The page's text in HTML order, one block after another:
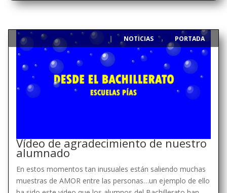
Vídeo de agradecimiento de nuestro
alumnado
NOTICIAS , PORTADA
En estos momentos tan inusuales están saliendo muchas
muestras de AMOR entre las personas…un ejemplo de ello